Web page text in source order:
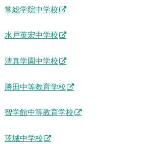
常総学院中学校
水戸英宏中学校
清真学園中学校
勝田中等教育学校
智学館中等教育学校
茨城中学校